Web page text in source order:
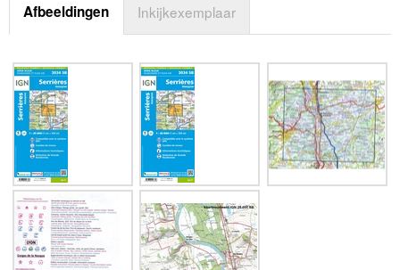
Afbeeldingen Inkijkexemplaar